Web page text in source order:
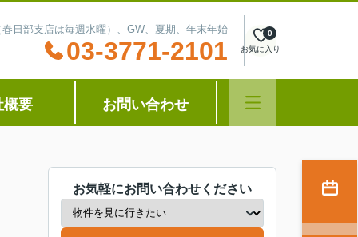
日部支店は毎週水曜）、GW、夏期、年末年始
03-3771-2101 お気に入り
0
概要 お問い合わせ
お気軽にお問い合わせください